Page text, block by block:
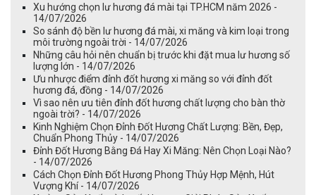
Xu hướng chọn lư hương đá mài tại TP.HCM năm 2026 -
14/07/2026
So sánh độ bền lư hương đá mài, xi măng và kim loại trong
môi trường ngoài trời - 14/07/2026
Những câu hỏi nên chuẩn bị trước khi đặt mua lư hương số
lượng lớn - 14/07/2026
Ưu nhược điểm đỉnh đốt hương xi măng so với đỉnh đốt
hương đá, đồng - 14/07/2026
Vì sao nên ưu tiên đỉnh đốt hương chất lượng cho bàn thờ
ngoài trời? - 14/07/2026
Kinh Nghiệm Chọn Đỉnh Đốt Hương Chất Lượng: Bền, Đẹp,
Chuẩn Phong Thủy - 14/07/2026
Đỉnh Đốt Hương Bằng Đá Hay Xi Măng: Nên Chọn Loại Nào?
- 14/07/2026
Cách Chọn Đỉnh Đốt Hương Phong Thủy Hợp Mệnh, Hút
Vượng Khí - 14/07/2026